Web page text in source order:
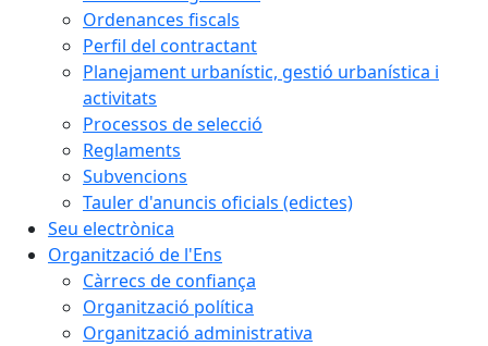
Ordenances fiscals
Perfil del contractant
Planejament urbanístic, gestió urbanística i
activitats
Processos de selecció
Reglaments
Subvencions
Tauler d'anuncis oficials (edictes)
Seu electrònica
Organització de l'Ens
Càrrecs de confiança
Organització política
Organització administrativa